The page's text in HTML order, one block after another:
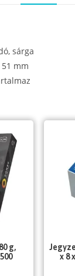
sárga
mm
g,
x 8